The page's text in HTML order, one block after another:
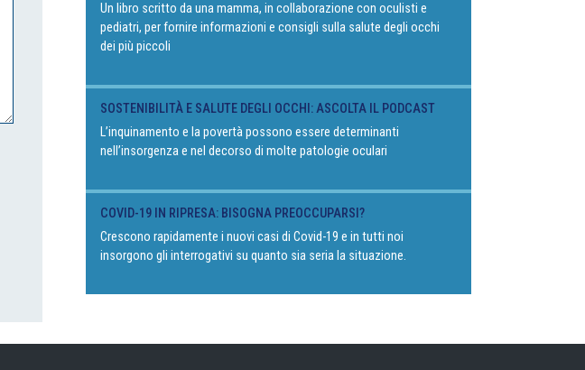
Un libro scritto da una mamma, in collaborazione con oculisti e
pediatri, per fornire informazioni e consigli sulla salute degli occhi
dei più piccoli
SOSTENIBILITÀ E SALUTE DEGLI OCCHI: ASCOLTA IL PODCAST
L’inquinamento e la povertà possono essere determinanti
nell’insorgenza e nel decorso di molte patologie oculari
COVID-19 IN RIPRESA: BISOGNA PREOCCUPARSI?
Crescono rapidamente i nuovi casi di Covid-19 e in tutti noi
insorgono gli interrogativi su quanto sia seria la situazione.